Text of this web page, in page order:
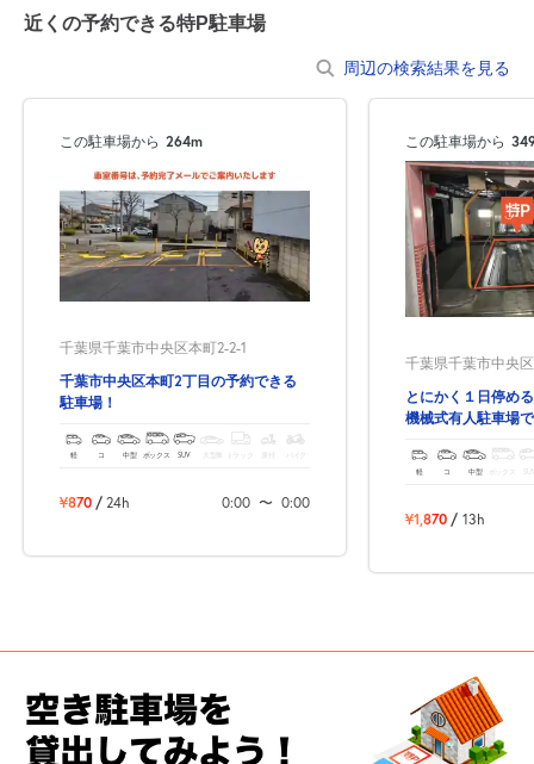
近くの予約できる特P駐車場
周辺の検索結果を見る
この駐車場から 264m
千葉県千葉市中央区本町2-2-1
千葉市中央区本町2丁目の予約できる
駐車場！
軽 コ 中型 ボックス SUV トラック バイク
¥870 / 24h 0:00 〜 0:00
この駐車場から
千葉県千葉市中央
とにかく１日停め
機械式有人駐車場
軽 コ 中型 ボックス
¥1,870 / 13h
貸出